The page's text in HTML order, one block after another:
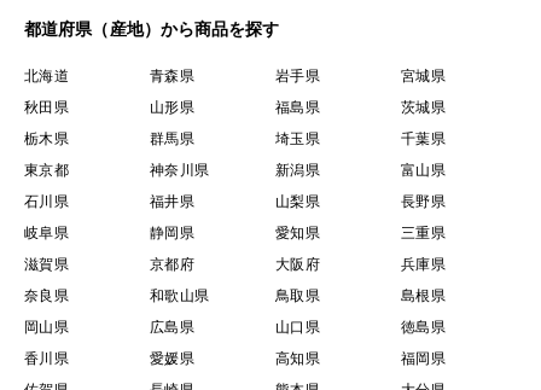
都道府県（産地）から商品を探す
北海道 青森県 岩手県
宮城県
秋田県
山形県 福島県
茨城県
栃木県
群馬県 埼玉県
千葉県
東京都
神奈川県 新潟県
富山県
石川県
福井県 山梨県
長野県
岐阜県
静岡県 愛知県
三重県
滋賀県
京都府 大阪府
兵庫県
奈良県
和歌山県 鳥取県
島根県
岡山県
広島県 山口県
徳島県
香川県
愛媛県 高知県
福岡県